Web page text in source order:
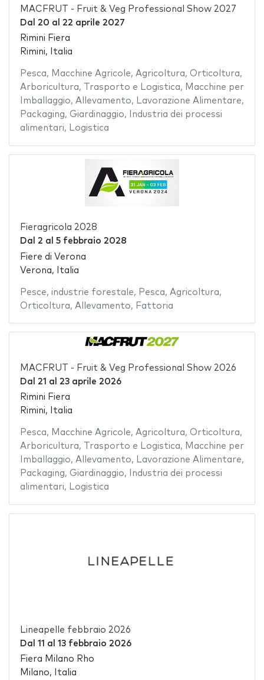
MACFRUT - Fruit & Veg Professional Show 2027
Dal 20 al 22 aprile 2027
Rimini Fiera
Rimini, Italia
Pesca, Macchine Agricole, Agricoltura, Orticoltura,
Arboricultura, Trasporto e Logistica, Macchine per
Imballaggio, Allevamento, Lavorazione Alimentare,
Packaging, Giardinaggio,
Industria dei processi
alimentari, Logistica
Fieragricola 2028
Dal 2 al 5 febbraio 2028
Fiere di Verona
Verona, Italia
Pesce, industrie forestale, Pesca, Agricoltura,
Orticoltura, Allevamento, Fattoria
MACFRUT - Fruit & Veg Professional Show 2026
Dal 21 al 23 aprile 2026
Rimini Fiera
Rimini, Italia
Pesca, Macchine Agricole, Agricoltura, Orticoltura,
Arboricultura, Trasporto e Logistica, Macchine per
Imballaggio, Allevamento, Lavorazione Alimentare,
Packaging, Giardinaggio,
Industria dei processi
alimentari, Logistica
Lineapelle febbraio 2026
Dal 11 al 13 febbraio 2026
Fiera Milano Rho
Milano, Italia